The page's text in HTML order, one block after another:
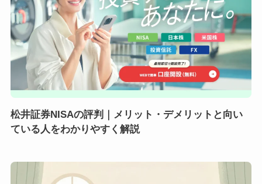
松井証券NISAの評判｜メリット・デメリットと向い
ている人をわかりやすく解説